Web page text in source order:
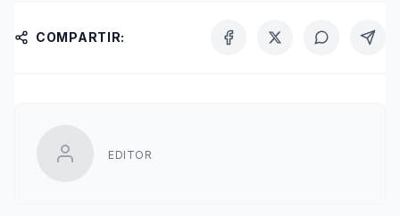
COMPARTIR:
EDITOR